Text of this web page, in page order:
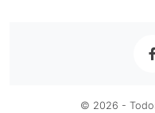
© 2026 -